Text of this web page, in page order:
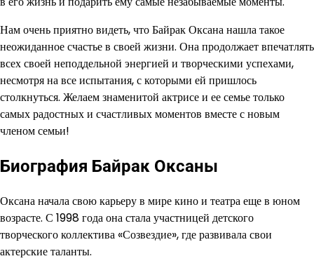
Нам очень приятно видеть, что Байрак Оксана нашла такое
неожиданное счастье в своей жизни. Она продолжает впечатлять
всех своей неподдельной энергией и творческими успехами,
несмотря на все испытания, с которыми ей пришлось
столкнуться. Желаем знаменитой актрисе и ее семье только
самых радостных и счастливых моментов вместе с новым
членом семьи!
Биография Байрак Оксаны
Оксана начала свою карьеру в мире кино и театра еще в юном
возрасте. С 1998 года она стала участницей детского
творческого коллектива «Созвездие», где развивала свои
актерские таланты.